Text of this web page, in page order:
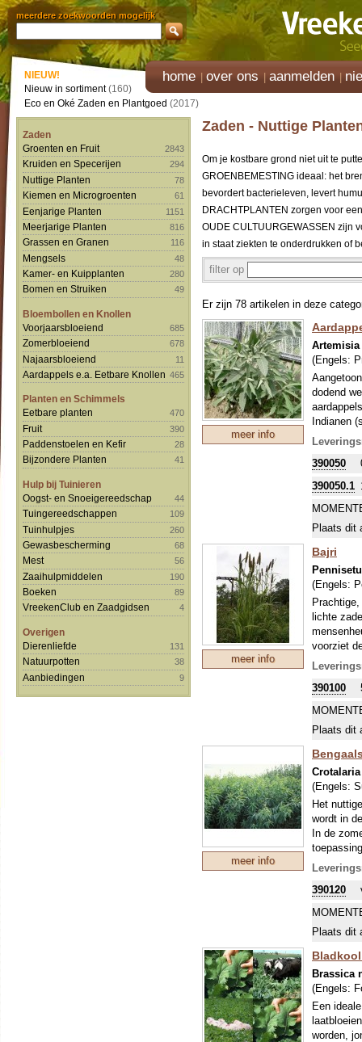
meerdere zoekwoorden mogelijk
home over ons aanmelden
NIEUW!
Nieuw in sortiment(160)
Eco en Oké Zaden en Plantgoed (2017)
Zaden
Groenten en Fruit
2843
Kruiden en Specerijen 294
Nuttige Planten 78
Kiemen en Microgroenten 61
Eenjarige Planten 1151
Meerjarige Planten 816
Grassen en Granen 116
Mengsels 48
Kamer- en Kuipplanten 280
Bomen en Struiken 49
Bloembollen en Knollen
Voorjaarsbloeiend
685
Zomerbloeiend 678
Najaarsbloeiend 11
Aardappels e.a. Eetbare Knollen 465
Planten en Schimmels
Eetbare planten
470
Fruit 390
Paddenstoelen en Kefir 28
Bijzondere Planten 41
Hulp bij Tuinieren
Oogst- en Snoeigereedschap
44
Tuingereedschappen 109
Tuinhulpjes 260
Gewasbescherming 68
Mest 56
Zaaihulpmiddelen 190
Boeken 89
VreekenClub en Zaadgidsen 4
Overigen
Dierenliefde
131
Natuurpotten 38
Aanbiedingen 9
Zaden - Nuttige
Om je kostbare grond niet uit te
GROENBEMESTING ideaal: het
bevordert bacterieleven, levert
DRACHTPLANTEN zorgen voor
OUDE CULTUURGEWASSEN zijn
in staat ziekten te onderdrukken of
filter op
Er zijn 78 artikelen in deze
meer info
(Engels:
dodend
Indianen
Ojibwa
in- en
geurende
390050
390050.1
Plaats dit
meer info
Bajri
(Engels:
lichte
voorziet
stengels
gierst
dit gewas
veel
390100
Plaats dit
meer info
(Engels:
Het
wordt in
In de
aaltjes
lucht te
omgeving
een hoge
Om uw
zo'n
sommige
390120
Plaats dit
Brassica
(Engels:
Een
worden,